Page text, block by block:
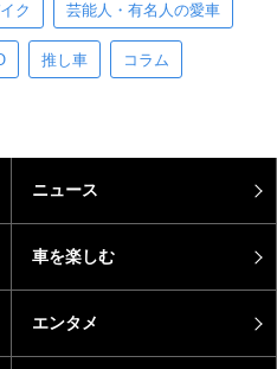
ク 芸能人・有名人の愛車
推し車 コラム
ニュース
車を楽しむ
エンタメ